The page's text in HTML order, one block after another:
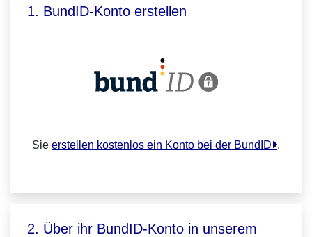
1. BundID-Konto erstellen
Sie erstellen kostenlos ein Konto bei der BundID .
2. Über ihr BundID-Konto in unserem